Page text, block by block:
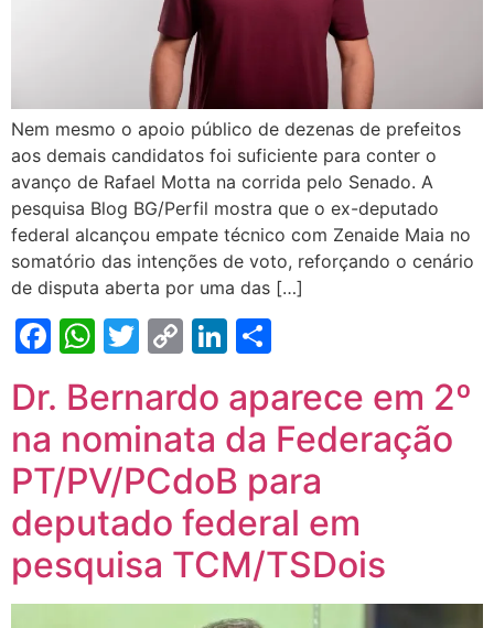
Nem mesmo o apoio público de dezenas de prefeitos
aos demais candidatos foi suficiente para conter o
avanço de Rafael Motta na corrida pelo Senado. A
pesquisa Blog BG/Perfil mostra que o ex-deputado
federal alcançou empate técnico com Zenaide Maia no
somatório das intenções de voto, reforçando o cenário
de disputa aberta por uma das […]
Facebook
WhatsApp
Twitter
CopyLinkedIn
Dr. Bernardo aparece em 2º
na nominata da Federação
PT/PV/PCdoB para
deputado federal em
pesquisa TCM/TSDois